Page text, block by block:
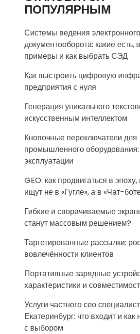
ПОПУЛЯРНЫМ
Системы ведения электронного
документооборота: какие есть,
примеры и как выбрать СЭД
Как выстроить цифровую
предприятия с нуля
Генерация уникального
искусственным интеллектом
Кнопочные переключатели для
промышленного
эксплуатации
GEO: как продвигаться в
ищут не в «Гугле», а в «Чат-
Гибкие и сворачиваемые
станут массовым решением?
Таргетированные рассылки:
вовлечённости клиентов
Портативные зарядные
характеристики и
Услуги частного сео
Екатеринбург: что входит и
с выбором